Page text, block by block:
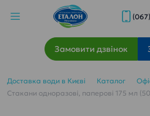
Замовити дзвінок
Доставка води в Києві Каталог
Стакани одноразові, паперові 175 мл